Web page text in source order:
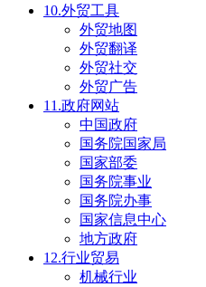
10.外贸工具
外贸地图
外贸翻译
外贸社交
外贸广告
11.政府网站
中国政府
国务院国家局
国家部委
国务院事业
国务院办事
国家信息中心
地方政府
12.行业贸易
机械行业